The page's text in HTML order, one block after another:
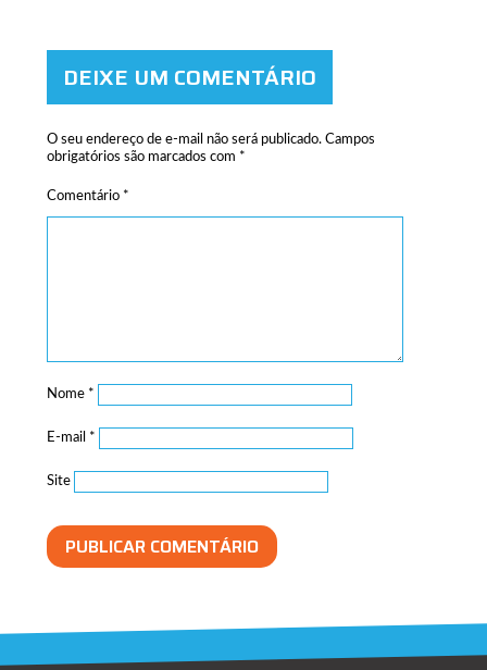
DEIXE UM COMENTÁRIO
O seu endereço de e-mail não será publicado. Campos
obrigatórios são marcados com *
Comentário *
Nome *
E-mail *
Site